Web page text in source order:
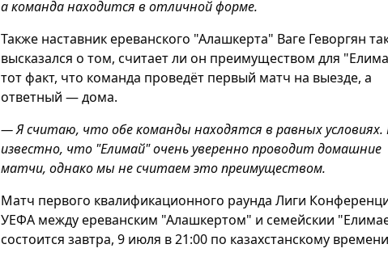
а команда находится в отличной форме.
Также наставник ереванского "Алашкерта" Ваге Геворгян
высказался о том, считает ли он преимуществом для
тот факт, что команда проведёт первый матч на выезде, а
ответный — дома.
— Я считаю, что обе команды находятся в равных
известно, что "Елимай" очень уверенно проводит домашние
матчи, однако мы не считаем это преимуществом.
Матч первого квалификационного раунда Лиги
УЕФА между ереванским "Алашкертом" и семейскии
состоится завтра, 9 июля в 21:00 по казахстанскому